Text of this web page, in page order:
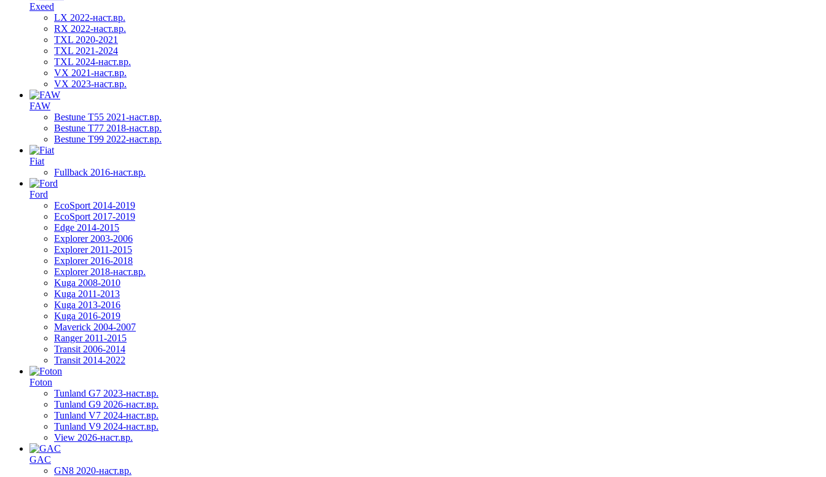
Exeed
LX 2022-наст.вр.
RX 2022-наст.вр.
TXL 2020-2021
TXL 2021-2024
TXL 2024-наст.вр.
VX 2021-наст.вр.
VX 2023-наст.вр.
FAW
Bestune T55 2021-наст.вр.
Bestune T77 2018-наст.вр.
Bestune T99 2022-наст.вр.
Fiat
Fullback 2016-наст.вр.
Ford
EcoSport 2014-2019
EcoSport 2017-2019
Edge 2014-2015
Explorer 2003-2006
Explorer 2011-2015
Explorer 2016-2018
Explorer 2018-наст.вр.
Kuga 2008-2010
Kuga 2011-2013
Kuga 2013-2016
Kuga 2016-2019
Maverick 2004-2007
Ranger 2011-2015
Transit 2006-2014
Transit 2014-2022
Foton
Tunland G7 2023-наст.вр.
Tunland G9 2026-наст.вр.
Tunland V7 2024-наст.вр.
Tunland V9 2024-наст.вр.
View 2026-наст.вр.
GAC
GN8 2020-наст.вр.